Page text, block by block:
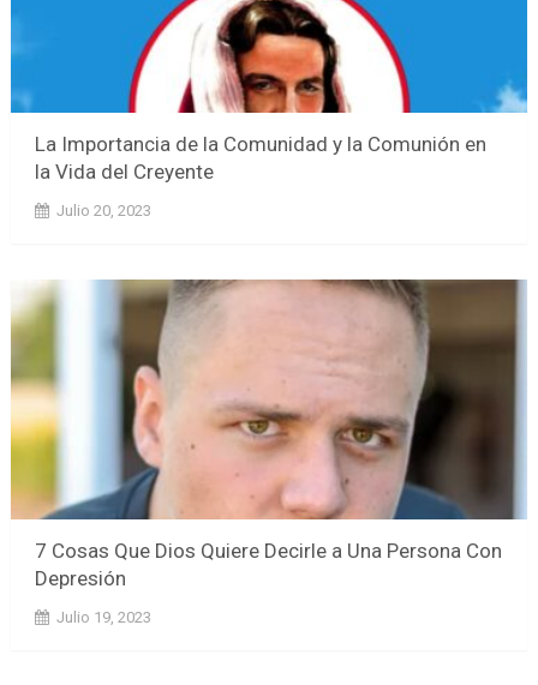
La Importancia de la Comunidad y la Comunión en
la Vida del Creyente
Julio 20, 2023
7 Cosas Que Dios Quiere Decirle a Una Persona Con
Depresión
Julio 19, 2023